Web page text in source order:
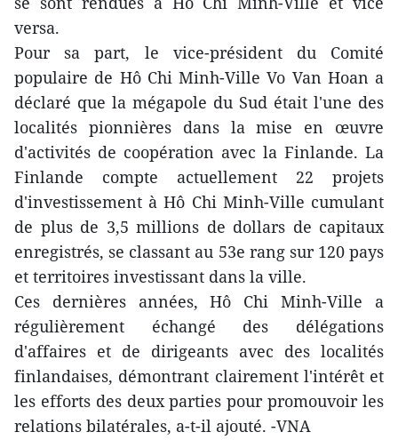
versa.
Pour sa part, le vice-président du Comité
populaire de Hô Chi Minh-Ville Vo Van Hoan a
déclaré que la mégapole du Sud était l'une des
localités pionnières dans la mise en œuvre
d'activités de coopération avec la Finlande. La
Finlande compte actuellement 22 projets
d'investissement à Hô Chi Minh-Ville cumulant
de plus de 3,5 millions de dollars de capitaux
enregistrés, se classant au 53e rang sur 120 pays
et territoires investissant dans la ville.
Ces dernières années, Hô Chi Minh-Ville a
régulièrement échangé des délégations
d'affaires et de dirigeants avec des localités
finlandaises, démontrant clairement l'intérêt et
les efforts des deux parties pour promouvoir les
relations bilatérales, a-t-il ajouté. -VNA